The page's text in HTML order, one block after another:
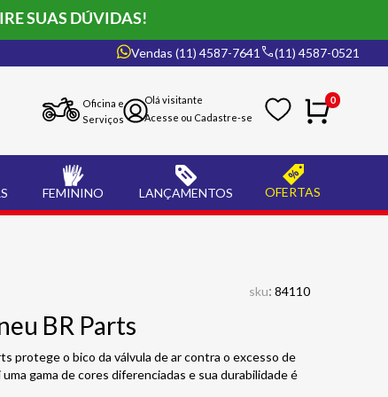
SUAS DÚVIDAS!
Vendas (11) 4587-7641 (11) 4587-0521
Oficina e
Serviços
0
FEMININO LANÇAMENTOS OFERTAS
sku: 84110
BR Parts
protege o bico da válvula de ar contra o excesso de
gama de cores diferenciadas e sua durabilidade é